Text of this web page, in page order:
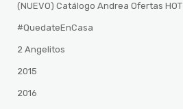
(NUEVO) Catálogo Andrea Ofertas HOT
#QuedateEnCasa
2 Angelitos
2015
2016